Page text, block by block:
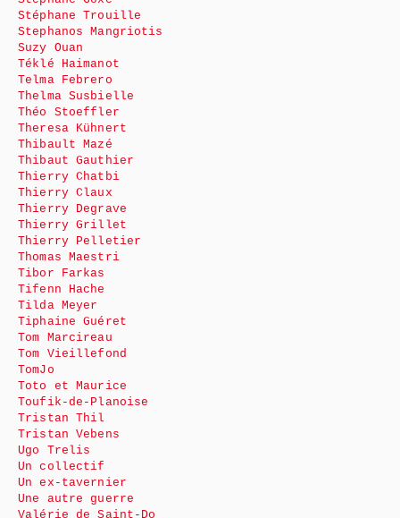
Stéphane Trouille
Stephanos Mangriotis
Suzy Ouan
Téklé Haimanot
Telma Febrero
Thelma Susbielle
Théo Stoeffler
Theresa Kühnert
Thibault Mazé
Thibaut Gauthier
Thierry Chatbi
Thierry Claux
Thierry Degrave
Thierry Grillet
Thierry Pelletier
Thomas Maestri
Tibor Farkas
Tifenn Hache
Tilda Meyer
Tiphaine Guéret
Tom Marcireau
Tom Vieillefond
TomJo
Toto et Maurice
Toufik-de-Planoise
Tristan Thil
Tristan Vebens
Ugo Trelis
Un collectif
Un ex-tavernier
Une autre guerre
Valérie de Saint-Do